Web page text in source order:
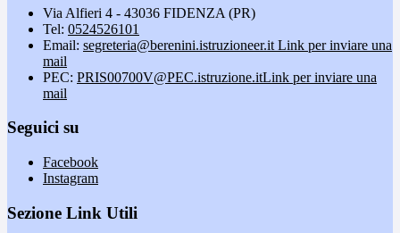
Via Alfieri 4 - 43036 FIDENZA (PR)
Tel: 0524526101
Email: segreteria@berenini.istruzioneer.it Link per inviare una
mail
PEC: PRIS00700V@PEC.istruzione.itLink per inviare una
mail
Seguici su
Facebook
Instagram
Sezione Link Utili